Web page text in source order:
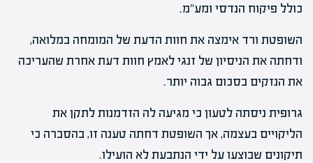
כולל פיקוח הנדסי ומע"מ.
השופטת ורד אימצה את חוות הדעת של המומחה במלואה,
ודחתה את הניסיון של זנגי לאמץ חוות דעת אחרת שהעריכה
את הנזקים בסכום גבוה יותר.
גרופית ניסתה לטעון כי מגיעה לה הזדמנות לתקן את
הליקויים בעצמה, אך השופטת דחתה טענה זו, בהסברה כי
תיקונים שבוצעו על ידי הנתבעת לא הועילו.